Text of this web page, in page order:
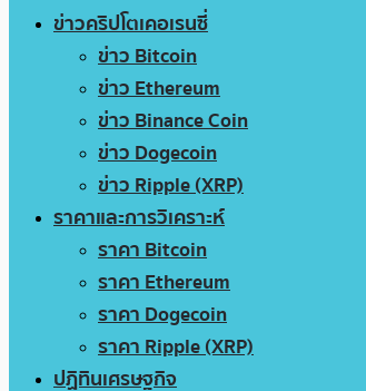
ข่าวคริปโตเคอเรนซี่
ข่าว Bitcoin
ข่าว Ethereum
ข่าว Binance Coin
ข่าว Dogecoin
ข่าว Ripple (XRP)
ราคาและการวิเคราะห์
ราคา Bitcoin
ราคา Ethereum
ราคา Dogecoin
ราคา Ripple (XRP)
ปฏิทินเศรษฐกิจ